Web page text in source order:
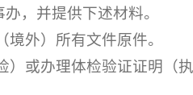
，并提供下述材料。
外）所有文件原件。
或办理体检验证证明（